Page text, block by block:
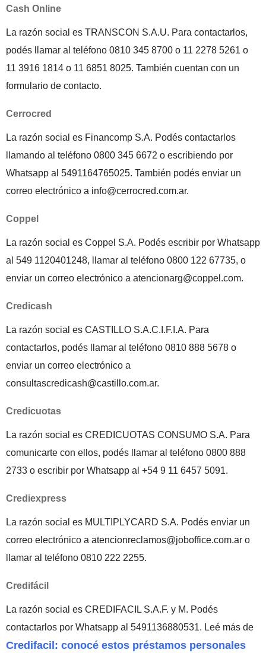
Cash Online
La razón social es TRANSCON S.A.U. Para contactarlos,
podés llamar al teléfono 0810 345 8700 o 11 2278 5261 o
11 3916 1814 o 11 6851 8025. También cuentan con un
formulario de contacto.
Cerrocred
La razón social es Financomp S.A. Podés contactarlos
llamando al teléfono 0800 345 6672 o escribiendo por
Whatsapp al 5491164765025. También podés enviar un
correo electrónico a info@cerrocred.com.ar.
Coppel
La razón social es Coppel S.A. Podés escribir por Whatsapp
al 549 1120401248, llamar al teléfono 0800 122 67735, o
enviar un correo electrónico a atencionarg@coppel.com.
Credicash
La razón social es CASTILLO S.A.C.I.F.I.A. Para
contactarlos, podés llamar al teléfono 0810 888 5678 o
enviar un correo electrónico a
consultascredicash@castillo.com.ar.
Credicuotas
La razón social es CREDICUOTAS CONSUMO S.A. Para
comunicarte con ellos, podés llamar al teléfono 0800 888
2733 o escribir por Whatsapp al +54 9 11 6457 5091.
Crediexpress
La razón social es MULTIPLYCARD S.A. Podés enviar un
correo electrónico a atencionreclamos@joboffice.com.ar o
llamar al teléfono 0810 222 2255.
Credifácil
La razón social es CREDIFACIL S.A.F. y M. Podés
contactarlos por Whatsapp al 5491136880531. Leé más de
Credifacil: conocé estos préstamos personales